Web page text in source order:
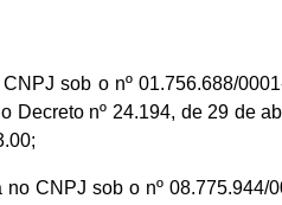
sob o nº 01.756.688/
nº 24.194, de 29 de
CNPJ sob o nº